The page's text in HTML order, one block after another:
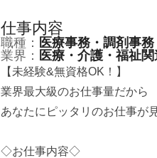
仕事内容
職種： 医療事務・調剤事務
業界： 医療・介護・福祉関
【未経験&無資格OK！】
業界最大級のお仕事量だから
あなたにピッタリのお仕事が
◇お仕事内容◇